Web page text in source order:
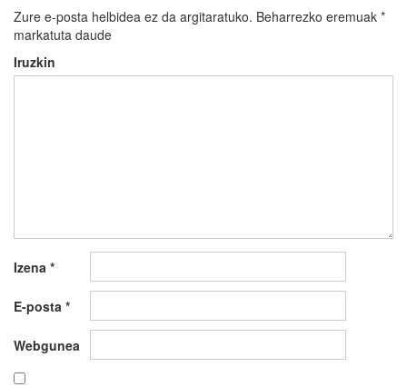
Zure e-posta helbidea ez da argitaratuko. Beharrezko eremuak *
markatuta daude
Iruzkin
Izena *
E-posta *
Webgunea